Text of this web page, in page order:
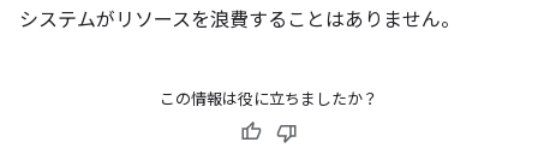
システムがリソースを浪費することはありません。
この情報は役に立ちましたか？